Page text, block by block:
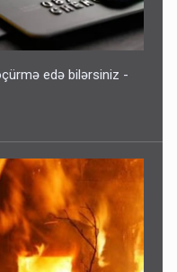
edə bilərsiniz -